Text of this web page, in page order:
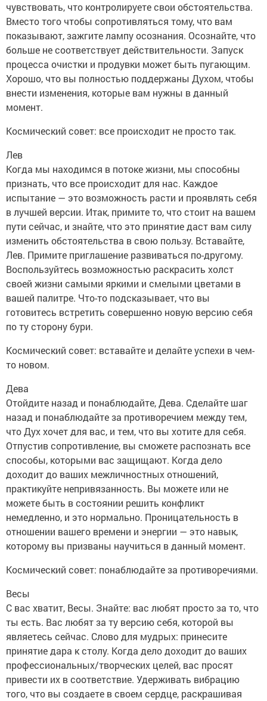
чувствовать, что контролируете свои обстоятельства.
Вместо того чтобы сопротивляться тому, что вам
показывают, зажгите лампу осознания. Осознайте, что
больше не соответствует действительности. Запуск
процесса очистки и продувки может быть пугающим.
Хорошо, что вы полностью поддержаны Духом, чтобы
внести изменения, которые вам нужны в данный
момент.
Космический совет: все происходит не просто так.
Лев
Когда мы находимся в потоке жизни, мы способны
признать, что все происходит для нас. Каждое
испытание — это возможность расти и проявлять себя
в лучшей версии. Итак, примите то, что стоит на вашем
пути сейчас, и знайте, что это принятие даст вам силу
изменить обстоятельства в свою пользу. Вставайте,
Лев. Примите приглашение развиваться по-другому.
Воспользуйтесь возможностью раскрасить холст
своей жизни самыми яркими и смелыми цветами в
вашей палитре. Что-то подсказывает, что вы
готовитесь встретить совершенно новую версию себя
по ту сторону бури.
Космический совет: вставайте и делайте успехи в чем-
то новом.
Дева
Отойдите назад и понаблюдайте, Дева. Сделайте шаг
назад и понаблюдайте за противоречием между тем,
что Дух хочет для вас, и тем, что вы хотите для себя.
Отпустив сопротивление, вы сможете распознать все
способы, которыми вас защищают. Когда дело
доходит до ваших межличностных отношений,
практикуйте непривязанность. Вы можете или не
можете быть в состоянии решить конфликт
немедленно, и это нормально. Проницательность в
отношении вашего времени и энергии — это навык,
которому вы призваны научиться в данный момент.
Космический совет: понаблюдайте за противоречиями.
Весы
С вас хватит, Весы. Знайте: вас любят просто за то, что
ты есть. Вас любят за ту версию себя, которой вы
являетесь сейчас. Слово для мудрых: принесите
принятие дара к столу. Когда дело доходит до ваших
профессиональных/творческих целей, вас просят
привести их в соответствие. Удерживать вибрацию
того, что вы создаете в своем сердце, раскрашивая